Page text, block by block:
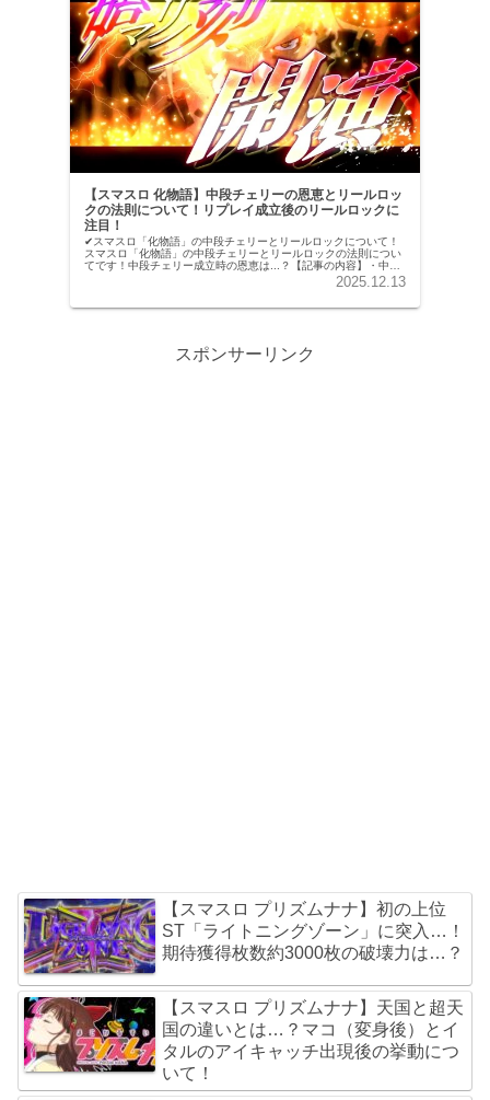
【スマスロ 化物語】中段チェリーの恩恵とリールロッ
クの法則について！リプレイ成立後のリールロックに
注目！
✔︎スマスロ「化物語」の中段チェリーとリールロックについて！
スマスロ「化物語」の中段チェリーとリールロックの法則につい
てです！中段チェリー成立時の恩恵は...？【記事の内容】・中段
チェリー成立時の恩恵について・中段チェリーの出現率につい
2025.12.13
スポンサーリンク
【スマスロ プリズムナナ】初の上位
ST「ライトニングゾーン」に突入…！
期待獲得枚数約3000枚の破壊力は…？
【スマスロ プリズムナナ】天国と超天
国の違いとは…？マコ（変身後）とイ
タルのアイキャッチ出現後の挙動につ
いて！